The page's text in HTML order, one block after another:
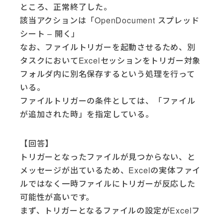
ところ、正常終了した。
該当アクションは「OpenDocument スプレッド
シート – 開く」
なお、ファイルトリガーを起動させるため、別
タスクにおいてExcelセッションをトリガー対象
フォルダ内に別名保存するという処理を行って
いる。
ファイルトリガーの条件としては、「ファイル
が追加された時」を指定している。
【回答】
トリガーとなったファイルが見つからない、と
メッセージが出ているため、Excelの実体ファイ
ルではなく一時ファイルにトリガーが反応した
可能性が高いです。
まず、トリガーとなるファイルの設定がExcelフ